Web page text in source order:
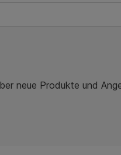
neue Produkte und